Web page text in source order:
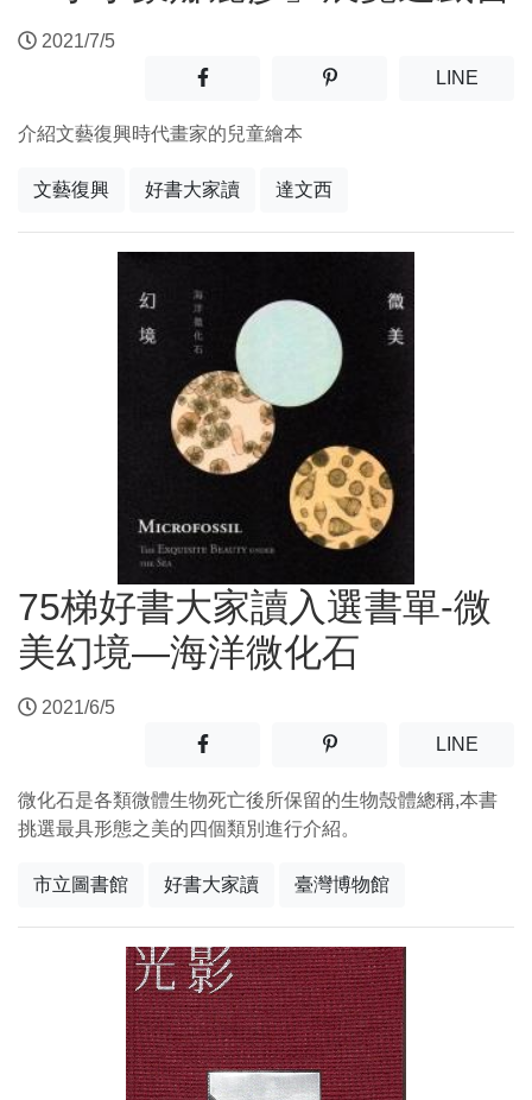
2021/7/5
分享至facebook(另開新視窗)
分享至噗浪(另開新視窗)
LINE(另開
介紹文藝復興時代畫家的兒童繪本
文藝復興 好書大家讀 達文西
75梯好書大家讀入選書單-微
美幻境—海洋微化石
2021/6/5
分享至facebook(另開新視窗)
分享至噗浪(另開新視窗)
LINE(另開
微化石是各類微體生物死亡後所保留的生物殼體總稱,本書
挑選最具形態之美的四個類別進行介紹。
市立圖書館 好書大家讀 臺灣博物館